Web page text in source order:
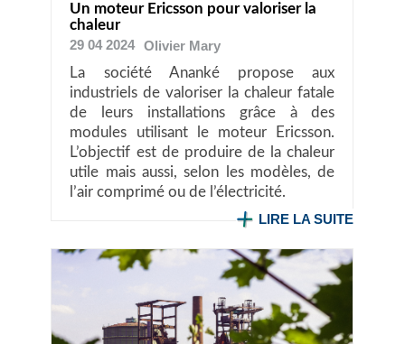
Un moteur Ericsson pour valoriser la
chaleur
29 04 2024 Olivier Mary
La société Ananké propose aux
industriels de valoriser la chaleur fatale
de leurs installations grâce à des
modules utilisant le moteur Ericsson.
L’objectif est de produire de la chaleur
utile mais aussi, selon les modèles, de
l’air comprimé ou de l’électricité.
LIRE LA SUITE